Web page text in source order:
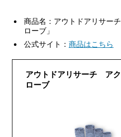
商品名：アウトドアリサー
ローブ」
公式サイト： 商品はこちら
アウトドアリサーチ ア
ローブ